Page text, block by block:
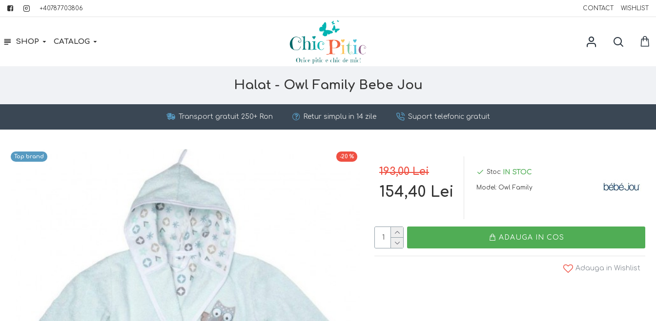
+40787703806 CONTACT WISHLIST
SHOP CATALOG
Halat - Owl Family Bebe Jou
Transport gratuit 250+ Ron Retur simplu in 14 zile Suport telefonic gratuit
Top brand -20 %
193,00 Lei
154,40 Lei
Stoc: IN STOC
Model: Owl Family
ADAUGA IN COS
Adauga in Wishlist